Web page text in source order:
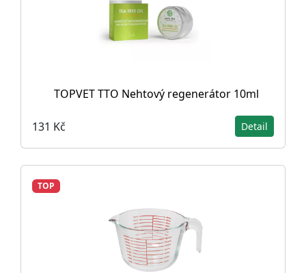
TOPVET TTO Nehtový regenerátor 10ml
131 Kč Detail
TOP